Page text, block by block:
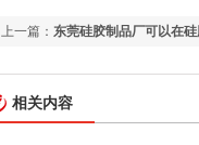
上一篇： 东莞硅胶制品厂可以在
相关内容